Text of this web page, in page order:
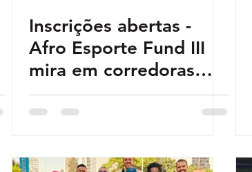
Inscrições abertas -
Afro Esporte Fund III
mira em corredoras
negras de alta
performance